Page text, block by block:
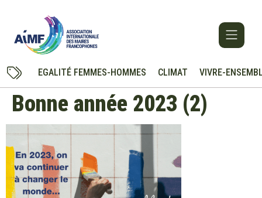
EGALITÉ FEMMES-HOMMES CLIMAT VIVRE-
Bonne année 2023 (2)